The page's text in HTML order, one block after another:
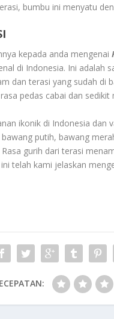
bumbu ini menyatu
kepada anda mengenai
di Indonesia. Ini adalah
dan terasi yang sudah di
pedas cabai dan sedikit
ikonik di Indonesia
putih, bawang
gurih dari terasi
telah kami jelaskan